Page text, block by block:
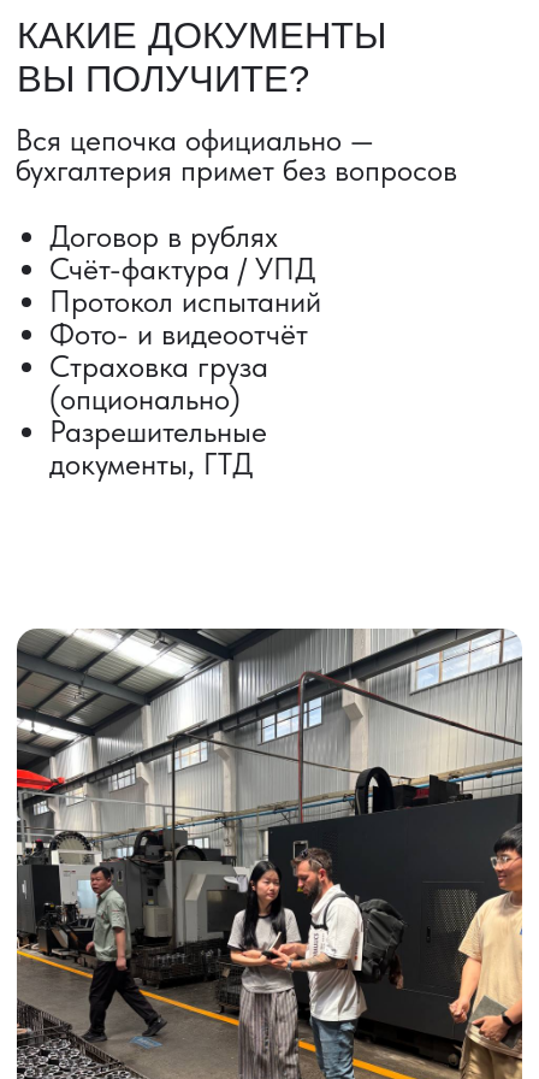
ВЫКУП ТОВАРОВ ИЗ КИТАЯ
Выкуп от 1 000 000 ₽
Выкуп с Alibaba
ИНДИВИДУАЛЬНЫЕ УСЛУГИ
Выгодные условия
Сертификация грузов
Консолидация грузов
Сопровождение грузов
Таможенное оформление
Страхование груза
Временное хранение
Организация производства
Проверка качества товара
Оплата и переговоры
с поставщиком
Инспекция поставщика
Получить консультацию
ДОСТАВКА ТОВАРОВ ИЗ КИТАЯ
Сроки от 5 дней
Авиадоставка
Сборный груз
Железнодорожные перевозки
Автогрузоперевозки
Контейнерные перевозки
Доставка образцов
Получить консультацию